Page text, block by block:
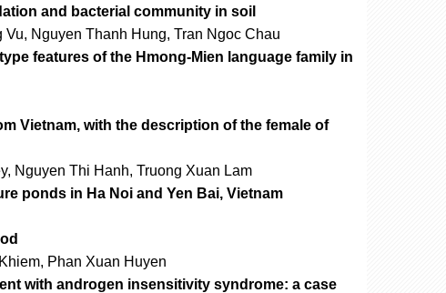
and bacterial community in soil
Nguyen Thanh Hung, Tran Ngoc Chau
features of the Hmong-Mien language family in
Vietnam, with the description of the female of
Nguyen Thi Hanh, Truong Xuan Lam
ponds in Ha Noi and Yen Bai, Vietnam
Phan Xuan Huyen
with androgen insensitivity syndrome: a case